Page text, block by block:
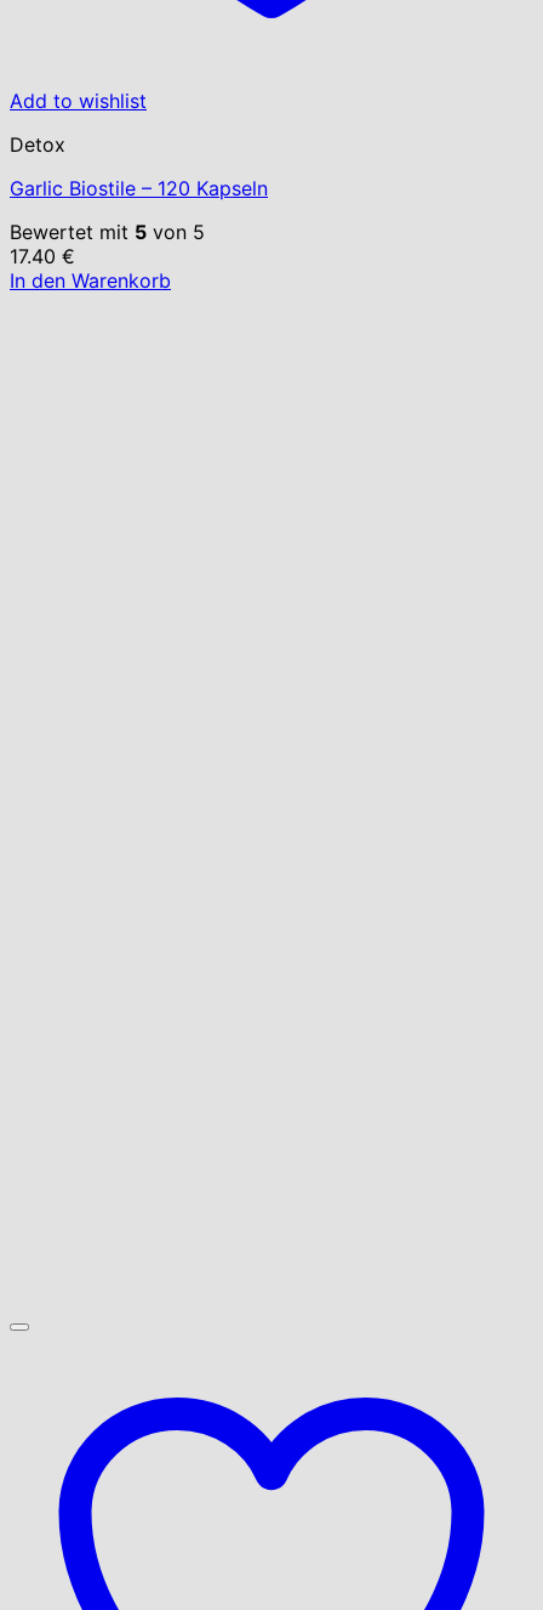
Add to wishlist
Detox
Garlic Biostile – 120 Kapseln
Bewertet mit 5 von 5
17.40 €
In den Warenkorb